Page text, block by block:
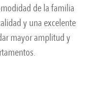
de la familia
y una excelente
mayor amplitud y